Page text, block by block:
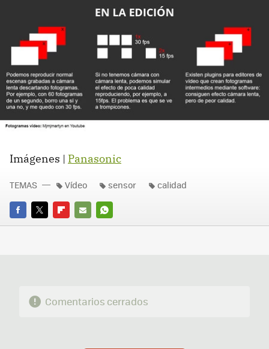
Imágenes | Panasonic
FACEBOOK
TWITTERFLIPBOARD
E-
WHATSAPP
TEMAS Vídeo sensor calidad
Comentarios cerrados